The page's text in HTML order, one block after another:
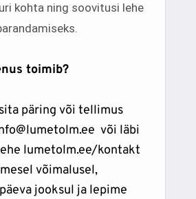
kohta ning soovitusi lehe
toimib?
päring või tellimus
või läbi
lumetolm.ee/kontakt
võimalusel,
jooksul ja lepime